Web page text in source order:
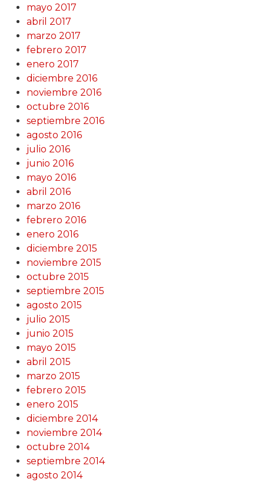
mayo 2017
abril 2017
marzo 2017
febrero 2017
enero 2017
diciembre 2016
noviembre 2016
octubre 2016
septiembre 2016
agosto 2016
julio 2016
junio 2016
mayo 2016
abril 2016
marzo 2016
febrero 2016
enero 2016
diciembre 2015
noviembre 2015
octubre 2015
septiembre 2015
agosto 2015
julio 2015
junio 2015
mayo 2015
abril 2015
marzo 2015
febrero 2015
enero 2015
diciembre 2014
noviembre 2014
octubre 2014
septiembre 2014
agosto 2014